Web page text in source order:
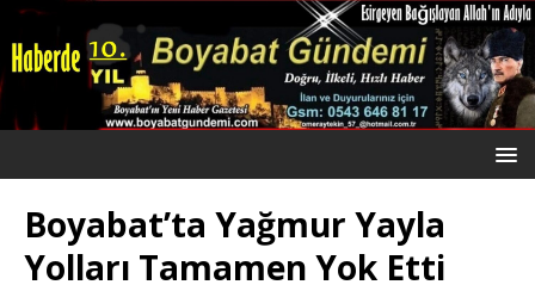
Boyabat’ta Yağmur Yayla
Yolları Tamamen Yok Etti